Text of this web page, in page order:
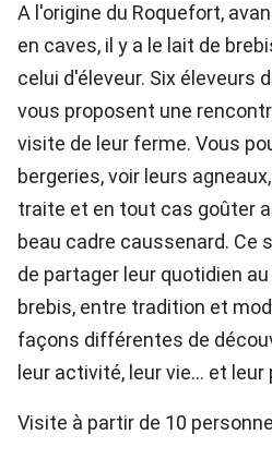
A l'origine du Roquefort,
en caves, il y a le lait de
celui d'éleveur. Six éleveurs
vous proposent une
visite de leur ferme. Vous
bergeries, voir leurs
traite et en tout cas goûter
beau cadre caussenard. Ce
de partager leur quotidien
brebis, entre tradition et
façons différentes de
leur activité, leur vie... et
Visite à partir de 10